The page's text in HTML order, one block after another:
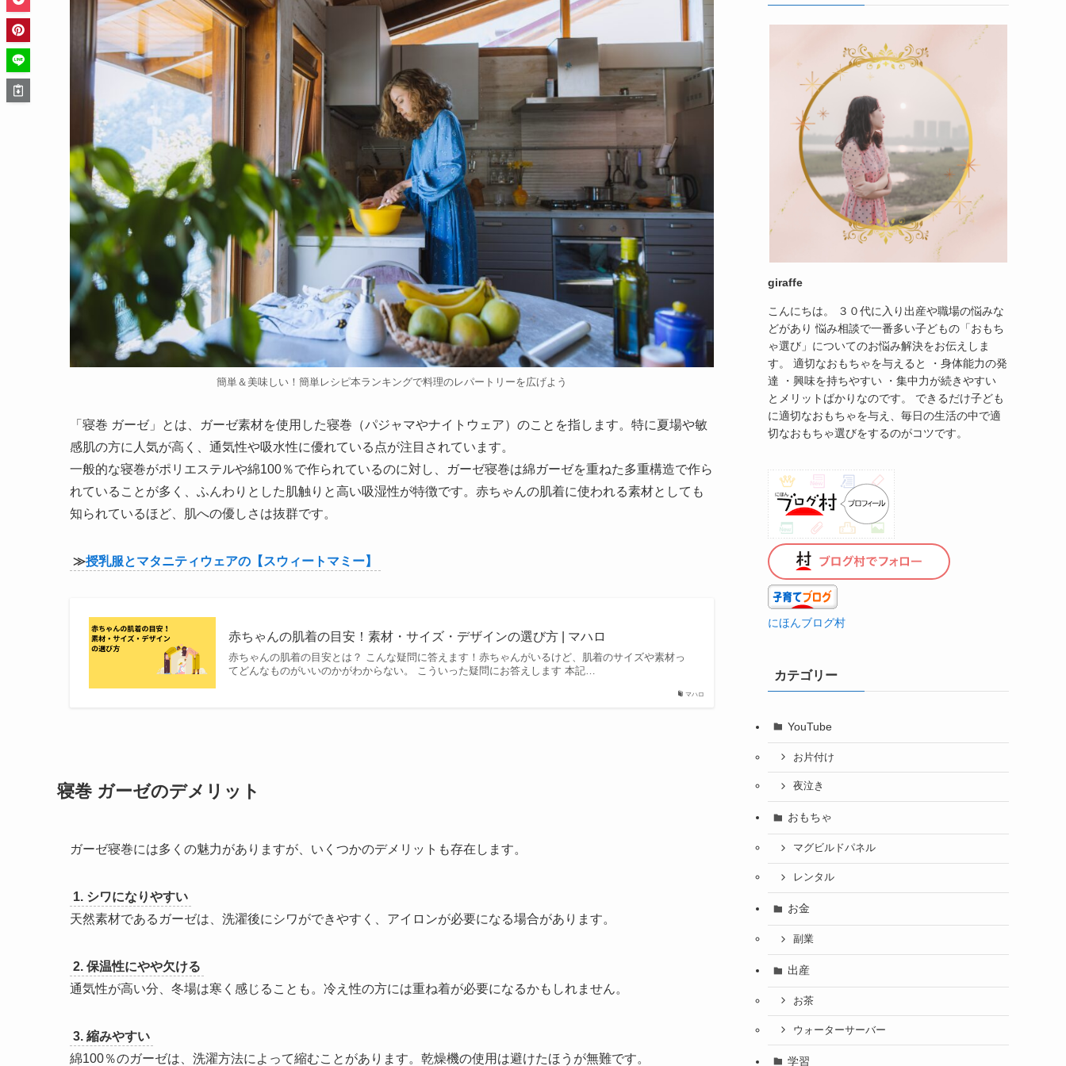
簡単＆美味しい！簡単レシピ本ランキングで料理のレパートリーを広げよう
「寝巻 ガーゼ」とは、ガーゼ素材を使用した寝巻（パジャマやナイトウェア）のことを指します。特に夏場や敏
感肌の方に人気が高く、通気性や吸水性に優れている点が注目されています。
一般的な寝巻がポリエステルや綿100％で作られているのに対し、ガーゼ寝巻は綿ガーゼを重ねた多重構造で作ら
れていることが多く、ふんわりとした肌触りと高い吸湿性が特徴です。赤ちゃんの肌着に使われる素材としても
知られているほど、肌への優しさは抜群です。
≫授乳服とマタニティウェアの【スウィートマミー】
マハロ
赤ちゃんの肌着の目安！素材・サイズ・デザインの選び方 | マハロ
赤ちゃんの肌着の目安とは？ こんな疑問に答えます！赤ちゃんがいるけど、肌着のサイズや素材っ
てどんなものがいいのかがわからない。 こういった疑問にお答えします 本記…
寝巻 ガーゼのデメリット
ガーゼ寝巻には多くの魅力がありますが、いくつかのデメリットも存在します。
1. シワになりやすい
天然素材であるガーゼは、洗濯後にシワができやすく、アイロンが必要になる場合があります。
2. 保温性にやや欠ける
通気性が高い分、冬場は寒く感じることも。冷え性の方には重ね着が必要になるかもしれません。
3. 縮みやすい
綿100％のガーゼは、洗濯方法によって縮むことがあります。乾燥機の使用は避けたほうが無難です。
giraffe
こんにちは。 ３０代に入り出産や職場の悩みな
どがあり 悩み相談で一番多い子どもの「おもち
ゃ選び」についてのお悩み解決をお伝えしま
す。 適切なおもちゃを与えると ・身体能力の発
達 ・興味を持ちやすい ・集中力が続きやすい
とメリットばかりなのです。 できるだけ子ども
に適切なおもちゃを与え、毎日の生活の中で適
切なおもちゃ選びをするのがコツです。
にほんブログ村
カテゴリー
YouTube
お片付け
夜泣き
おもちゃ
マグビルドパネル
レンタル
お金
副業
出産
お茶
ウォーターサーバー
学習